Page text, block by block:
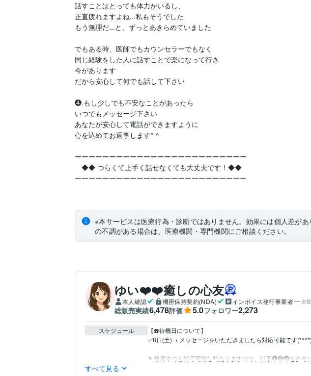
話すことはとっても体力がいるし、
正直疲れますよね...私もそうでした
もう無理だ...と、ずっとあきらめていました
でもある時、医師でもカウンセラーでもなく
同じ経験をした人に話すことで楽になって行き
今があります
だから安心して何でも話して下さい
❹.もし少しでも不安なことがあったら
いつでもメッセージ下さい
あなたが安心して電話ができますように
心を込めてお返事します^ ^
ーーーーーーーーーーーーーーーーーーーーーーーーー
◆◆ つらくて上手く話せなくても大丈夫です！◆◆
ーーーーーーーーーーーーーーーーーーーーーーーーー
※本サービスは医療行為・診断ではありません。効果には個人差が
の不調がある場合は、医療機関・専門機関にご相談ください。
ゆい❤️❤️癒しの心友
本人確認 機密保持契約(NDA) インボイス発行事業者 未
総販売実績6,478評価 5.0フォロワー2,273
スケジュール
【☎️待機日について】
✅8日(土)→ メッセージをいただきましたら対応可能です
▶︎離席中でも対応可能な時ありますので、以下❶❷❸を参考
すべて見る